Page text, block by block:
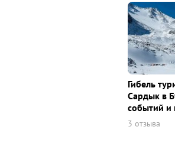
Гибель
Сардык в
событий и
3 отзыва